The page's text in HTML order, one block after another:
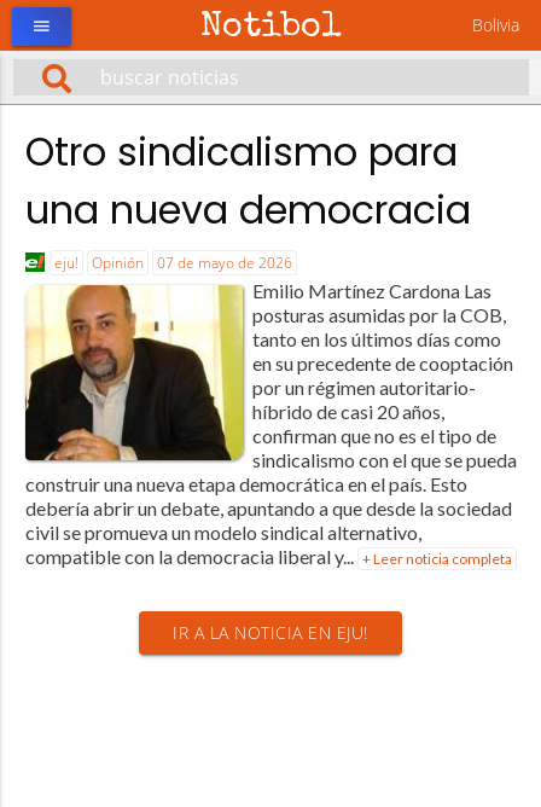
Notibol Bolivia
menu
Otro sindicalismo para
una nueva democracia
eju! Opinión 07 de mayo de 2026
Emilio Martínez Cardona Las
posturas asumidas por la COB,
tanto en los últimos días como
en su precedente de cooptación
por un régimen autoritario-
híbrido de casi 20 años,
confirman que no es el tipo de
sindicalismo con el que se pueda
construir una nueva etapa democrática en el país. Esto
debería abrir un debate, apuntando a que desde la sociedad
civil se promueva un modelo sindical alternativo,
compatible con la democracia liberal y... + Leer noticia completa
IR A LA NOTICIA EN EJU!